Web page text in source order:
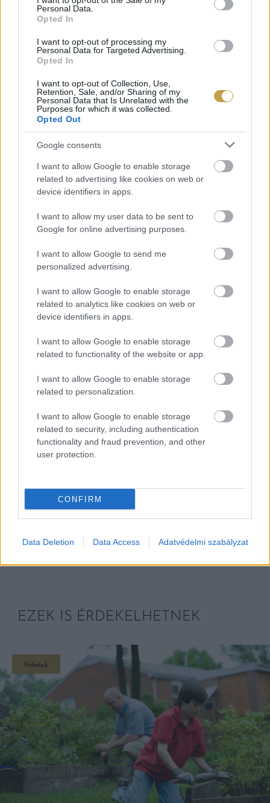
Personal Data.
Opted In
I want to opt-out of processing my
Personal Data for Targeted Advertising.
Opted In
I want to opt-out of Collection, Use,
Retention, Sale, and/or Sharing of my
Personal Data that Is Unrelated with the
Purposes for which it was collected.
Opted Out
Google consents
I want to allow Google to enable storage
related to advertising like cookies on web or
device identifiers in apps.
I want to allow my user data to be sent to
Google for online advertising purposes.
I want to allow Google to send me
personalized advertising.
I want to allow Google to enable storage
related to analytics like cookies on web or
device identifiers in apps.
I want to allow Google to enable storage
related to functionality of the website or app.
I want to allow Google to enable storage
related to personalization.
I want to allow Google to enable storage
related to security, including authentication
functionality and fraud prevention, and other
user protection.
CONFIRM
Data Deletion Data Access Adatvédelmi szabályzat
A lényeg tehát, hogy a tipikusan szerencsét hozó
nyugodtan fogyasszunk halat még akkor is, ha
babonásak vagyunk. Figyeljünk viszont oda az
imént felsorolt apróságokra, hogy elkerüljük a
balszerencsét.
Szerző: Csáka Eszter
Címlapfotó: Jametlene Reskp / Unsplash
EZEK IS ÉRDEKELHETNEK
Falatok